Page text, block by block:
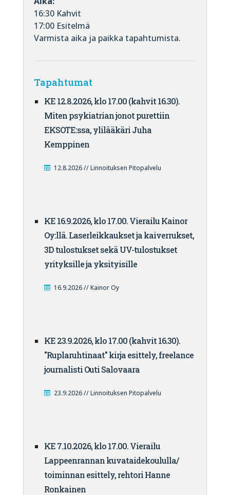
16:30 Kahvit
17:00 Esitelmä
Varmista aika ja paikka tapahtumista.
Tapahtumat
KE 12.8.2026, klo 17.00 (kahvit 16.30).
Miten psykiatrian jonot purettiin
EKSOTE:ssa, ylilääkäri Juha
Kemppinen
12.8.2026 // Linnoituksen Pitopalvelu
KE 16.9.2026, klo 17.00. Vierailu Kainor
Oy:llä. Laserleikkaukset ja kaiverrukset,
3D tulostukset sekä UV-tulostukset
yrityksille ja yksityisille
16.9.2026 // Kainor Oy
KE 23.9.2026, klo 17.00 (kahvit 16.30).
"Ruplaruhtinaat" kirja esittely, freelance
journalisti Outi Salovaara
23.9.2026 // Linnoituksen Pitopalvelu
KE 7.10.2026, klo 17.00. Vierailu
Lappeenrannan kuvataidekoululla/
toiminnan esittely, rehtori Hanne
Ronkainen